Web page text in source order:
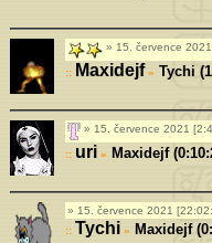
15. července
Maxidejf» Tychi
15. července 2021
uri » Maxidejf
15. července 2021
Tychi » Maxidejf